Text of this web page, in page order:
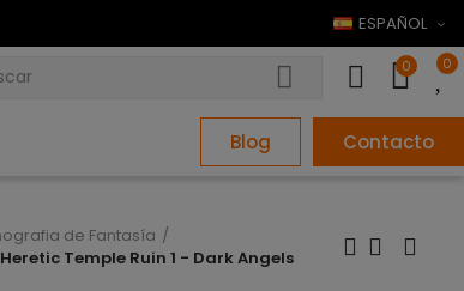
ESPAÑOL
0 0
Blog Contacto
de Fantasía
Heretic Temple Ruin 1 - Dark Angels